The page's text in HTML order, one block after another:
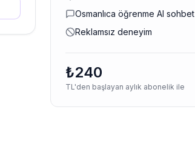
Osmanlıca öğrenme AI sohbet
Reklamsız deneyim
₺240
TL'den başlayan aylık abonelik ile